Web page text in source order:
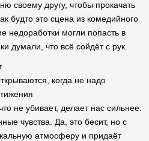
своему другу, чтобы прокачать
будто это сцена из комедийного
недоработки могли попасть в
думали, что всё сойдёт с рук.
когда не надо
не убивает, делает нас сильнее.
чувства. Да, это бесит, но с
атмосферу и придаёт